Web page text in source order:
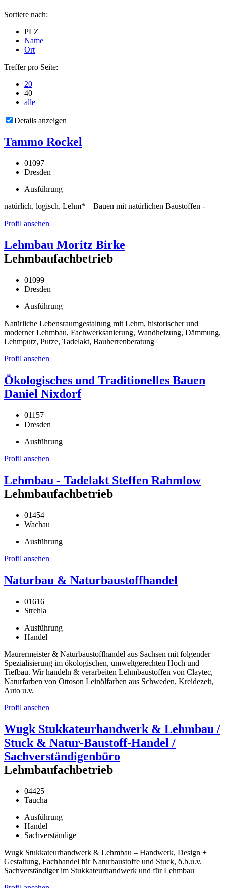
Sortiere nach:
PLZ
Name
Ort
Treffer pro Seite:
20
40
alle
Details anzeigen
Tammo Rockel
01097
Dresden
Ausführung
natürlich, logisch, Lehm* – Bauen mit natürlichen Baustoffen -
Profil ansehen
Lehmbau Moritz Birke
Lehmbaufachbetrieb
01099
Dresden
Ausführung
Natürliche Lebensraumgestaltung mit Lehm, historischer und
moderner Lehmbau, Fachwerksanierung, Wandheizung, Dämmung,
Lehmputz, Putze, Tadelakt, Bauherrenberatung
Profil ansehen
Ökologisches und Traditionelles Bauen
Daniel Nixdorf
01157
Dresden
Ausführung
Profil ansehen
Lehmbau - Tadelakt Steffen Rahmlow
Lehmbaufachbetrieb
01454
Wachau
Ausführung
Profil ansehen
Naturbau & Naturbaustoffhandel
01616
Strehla
Ausführung
Handel
Maurermeister & Naturbaustoffhandel aus Sachsen mit folgender
Spezialisierung im ökologischen, umweltgerechten Hoch und
Tiefbau. Wir handeln & verarbeiten Lehmbaustoffen von Claytec,
Naturfarben von Ottoson Leinölfarben aus Schweden, Kreidezeit,
Auto u.v.
Profil ansehen
Wugk Stukkateurhandwerk & Lehmbau /
Stuck & Natur-Baustoff-Handel /
Sachverständigenbüro
Lehmbaufachbetrieb
04425
Taucha
Ausführung
Handel
Sachverständige
Wugk Stukkateurhandwerk & Lehmbau – Handwerk, Design +
Gestaltung, Fachhandel für Naturbaustoffe und Stuck, ö.b.u.v.
Sachverständiger im Stukkateurhandwerk und für Lehmbau